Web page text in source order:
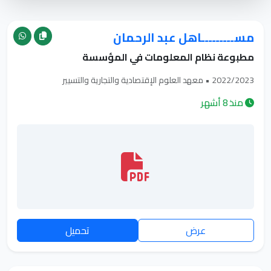
مســـــــــاهل عبد الرحمان
مطبوعة نظام المعلومات في المؤسسة
2022/2023 • معهد العلوم الإقتصادية والتجارية والتسيير
منذ 8 أشهر
عرض تحميل